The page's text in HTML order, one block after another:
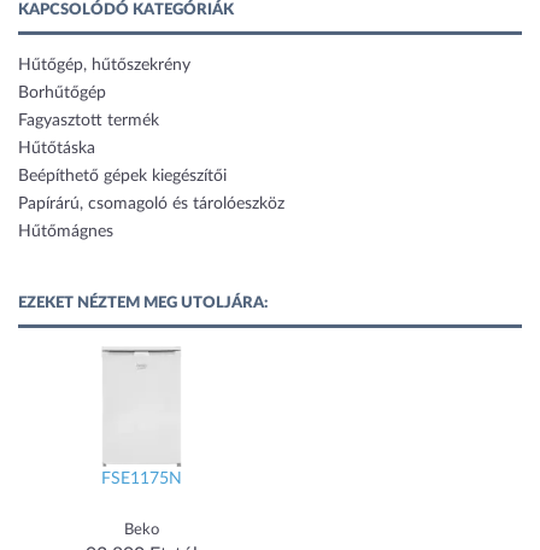
KAPCSOLÓDÓ KATEGÓRIÁK
Hűtőgép, hűtőszekrény
Borhűtőgép
Fagyasztott termék
Hűtőtáska
Beépíthető gépek kiegészítői
Papírárú, csomagoló és tárolóeszköz
Hűtőmágnes
EZEKET NÉZTEM MEG UTOLJÁRA:
FSE1175N
Beko